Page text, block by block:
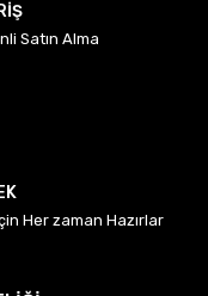
Satın Alma
Her zaman Hazırlar